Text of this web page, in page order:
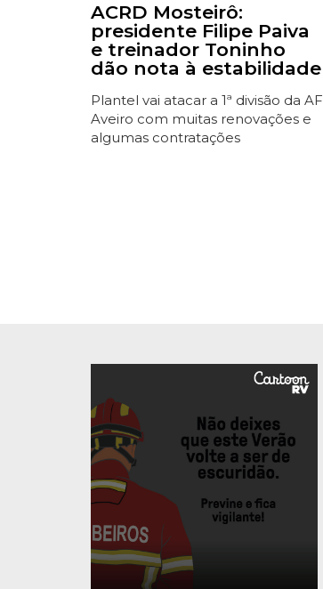
ACRD Mosteirô:
presidente Filipe Paiva
e treinador Toninho
dão nota à estabilidade
Plantel vai atacar a 1ª divisão da AF
Aveiro com muitas renovações e
algumas contratações